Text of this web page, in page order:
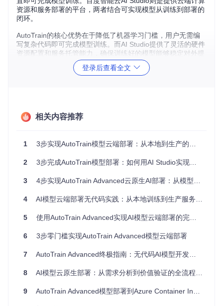
资源和服务部署的平台，两者结合可实现模型从训练到部署的
闭环。
AutoTrain的核心优势在于降低了机器学习门槛，用户无需编
写复杂代码即可完成模型训练。而AI Studio提供了灵活的硬件
资源配置和服务托管能力，确保训练好的模型能够稳定对外提
供服务。这种组合特别适合需要快速验证AI想法并将其转化为
实际应用的开发者。
配置Python环境（建议Python 3.8+）
cd
准备百度智能云资源
登录百度智能云控制台后，需要：
登录后查看全文
相关内容推荐
1 3步实现AutoTrain模型云端部署：从本地到生产的无缝迁移指南
2 3步完成AutoTrain模型部署：如何用AI Studio实现企业级AI服务落地
3 4步实现AutoTrain Advanced云原生AI部署：从模型工程化到弹性服务
4 AI模型云端部署无代码实践：从本地训练到生产服务的完整指南
5 使用AutoTrain Advanced实现AI模型云端部署的完整解决方案
6 3步零门槛实现AutoTrain Advanced模型云端部署
7 AutoTrain Advanced终极指南：无代码AI模型开发的完整解决方案
8 AI模型云原生部署：从需求分析到价值验证的全流程指南
9 AutoTrain Advanced模型部署到Azure Container Instances：GPU支持配置完整指南